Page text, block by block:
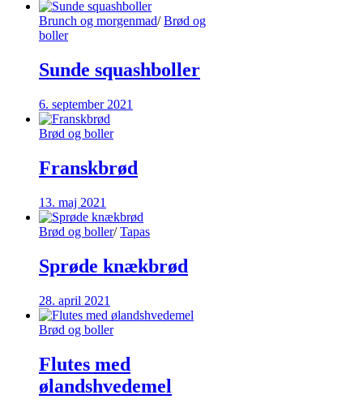
Brunch og morgenmad/ Brød og
boller
Sunde squashboller
6. september 2021
Brød og boller
Franskbrød
13. maj 2021
Brød og boller/ Tapas
Sprøde knækbrød
28. april 2021
Brød og boller
Flutes med
ølandshvedemel